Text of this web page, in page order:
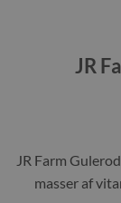
JR
JR Farm
masser af